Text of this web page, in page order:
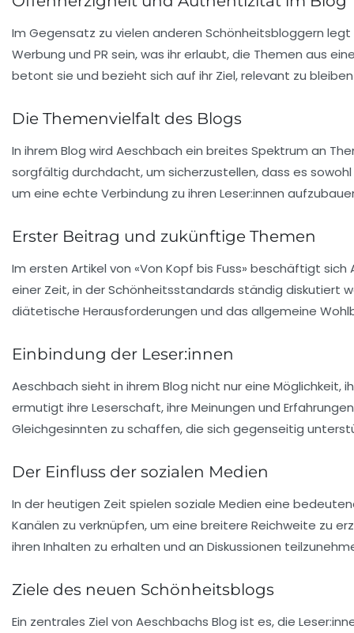
Im Gegensatz zu vielen anderen Schönheitsbloggern
Werbung und PR sein, was ihr erlaubt, die Themen aus
betont sie und bezieht sich auf ihr Ziel, relevant zu
Die Themenvielfalt des Blogs
In ihrem Blog wird Aeschbach ein breites Spektrum an
sorgfältig durchdacht, um sicherzustellen, dass es
um eine echte Verbindung zu ihren Leser:innen
Erster Beitrag und zukünftige Themen
Im ersten Artikel von «Von Kopf bis Fuss» beschäftigt
einer Zeit, in der Schönheitsstandards ständig diskutiert
diätetische Herausforderungen und das allgemeine
Einbindung der Leser:innen
Aeschbach sieht in ihrem Blog nicht nur eine Möglichkeit,
ermutigt ihre Leserschaft, ihre Meinungen und
Gleichgesinnten zu schaffen, die sich gegenseitig
Der Einfluss der sozialen Medien
In der heutigen Zeit spielen soziale Medien eine
Kanälen zu verknüpfen, um eine breitere Reichweite zu
ihren Inhalten zu erhalten und an Diskussionen
Ziele des neuen Schönheitsblogs
Ein zentrales Ziel von Aeschbachs Blog ist es, die